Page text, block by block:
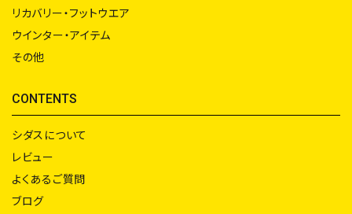
リカバリー・フットウエア
ウインター・アイテム
その他
CONTENTS
シダスについて
レビュー
よくあるご質問
ブログ